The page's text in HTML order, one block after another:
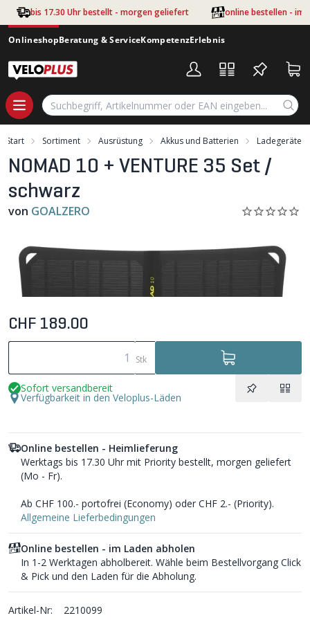
Zum Hauptinhalt springen
bis 17.30 Uhr bestellt - morgen geliefert online bestellen - im
OnlineshopBeratung & ServiceKompetenzErlebnis
Start Sortiment Ausrüstung Akkus und Batterien Ladegeräte
NOMAD 10 + VENTURE 35 Set /
schwarz
von GOALZERO
CHF 189.00
Stk
Sofort versandbereit
Verfügbarkeit in den Veloplus-Läden
Online bestellen - Heimlieferung
Werktags bis 17.30 Uhr mit Priority bestellt, morgen geliefert
(Mo - Fr).
Ab CHF 100.- portofrei (Economy) oder CHF 2.- (Priority).
Allgemeine Lieferbedingungen
Online bestellen - im Laden abholen
In 1-2 Werktagen abholbereit. Wähle beim Bestellvorgang Click
& Pick und den Laden für die Abholung.
Artikel-Nr: 2210099